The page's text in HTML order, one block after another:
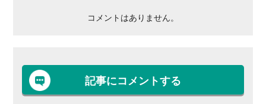
コメントはありません。
記事にコメントする